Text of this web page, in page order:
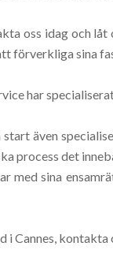
oss idag och
förverkliga sina
har
start även
process det
med sina
i Cannes,